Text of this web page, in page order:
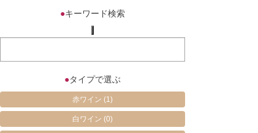
●キーワード検索
●タイプで選ぶ
赤ワイン(1)
白ワイン(0)